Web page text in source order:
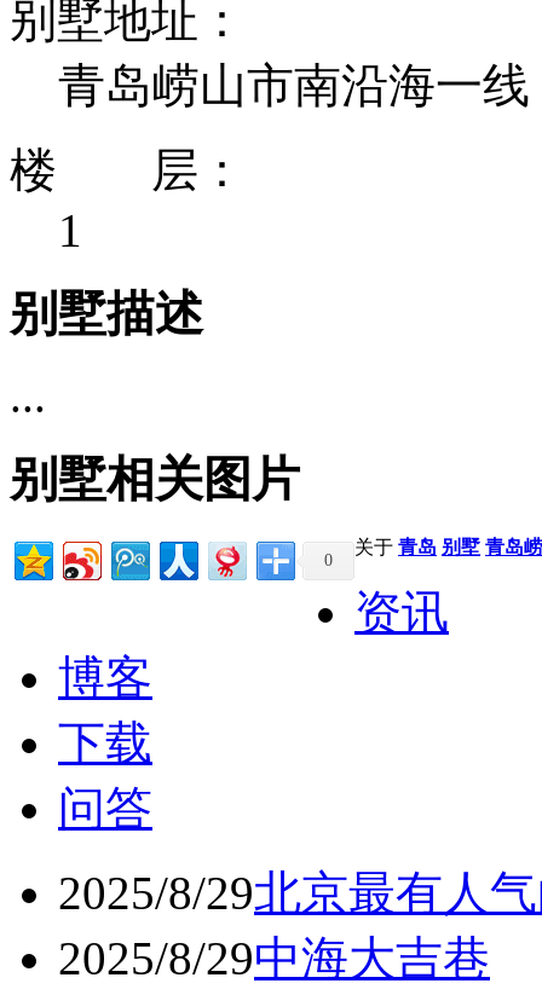
别墅地址：
青岛崂山市南沿海一线
楼 层：
1
别墅描述
...
别墅相关图片
0
关于 青岛 别墅 青岛
资讯
博客
下载
问答
2025/8/29北京最有人
2025/8/29中海大吉巷